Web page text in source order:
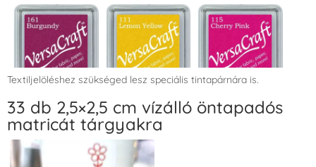
VersaCraft
Tintapárna -
Bordó
+1.380 Ft
VersaCraft
Tintapárna -
Citromsárga
+1.380 Ft
VersaCraft
Tintapárna -
Textiljelöléshez szükséged lesz speciális tintapárnára is.
33 db 2,5×2,5 cm vízálló öntapadós
matricát tárgyakra